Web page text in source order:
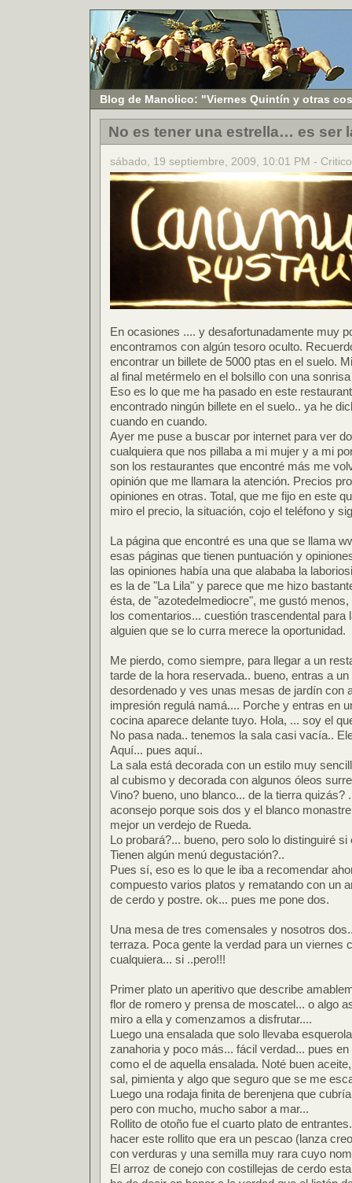
Blog de Manolico: "Viernes Quintín y otras
No es tener una estrella… es ser
sábado, 19 septiembre, 2009, 10:01 PM -
En ocasiones .... y desafortunadamente muy
encontramos con algún tesoro oculto.
encontrar un billete de 5000 ptas en el suelo.
al final metérmelo en el bolsillo con una
Eso es lo que me ha pasado en este
encontrado ningún billete en el suelo.. ya he
cuando en cuando.
Ayer me puse a buscar por internet para ver
cualquiera que nos pillaba a mi mujer y a mi
son los restaurantes que encontré más me
opinión que me llamara la atención. Precios
opiniones en otras. Total, que me fijo en este
miro el precio, la situación, cojo el teléfono y
La página que encontré es una que se llama
esas páginas que tienen puntuación y
las opiniones había una que alababa la
es la de "La Lila" y parece que me hizo
ésta, de "azotedelmediocre", me gustó
los comentarios... cuestión trascendental para
alguien que se lo curra merece la oportunidad.
Me pierdo, como siempre, para llegar a un
tarde de la hora reservada.. bueno, entras a
desordenado y ves unas mesas de jardín con
impresión regulá namá.... Porche y entras en
cocina aparece delante tuyo. Hola, ... soy el
No pasa nada.. tenemos la sala casi vacía..
Aquí... pues aquí..
La sala está decorada con un estilo muy
al cubismo y decorada con algunos óleos
Vino? bueno, uno blanco... de la tierra quizás?
aconsejo porque sois dos y el blanco
mejor un verdejo de Rueda.
Lo probará?... bueno, pero solo lo distinguiré si
Tienen algún menú degustación?..
Pues sí, eso es lo que le iba a recomendar
compuesto varios platos y rematando con un
de cerdo y postre. ok... pues me pone dos.
Una mesa de tres comensales y nosotros
terraza. Poca gente la verdad para un viernes
cualquiera... si ..pero!!!
Primer plato un aperitivo que describe
flor de romero y prensa de moscatel... o algo
miro a ella y comenzamos a disfrutar....
Luego una ensalada que solo llevaba
zanahoria y poco más... fácil verdad... pues
como el de aquella ensalada. Noté buen
sal, pimienta y algo que seguro que se me
Luego una rodaja finita de berenjena que
pero con mucho, mucho sabor a mar...
Rollito de otoño fue el cuarto plato de
hacer este rollito que era un pescao (lanza
con verduras y una semilla muy rara cuyo
El arroz de conejo con costillejas de cerdo